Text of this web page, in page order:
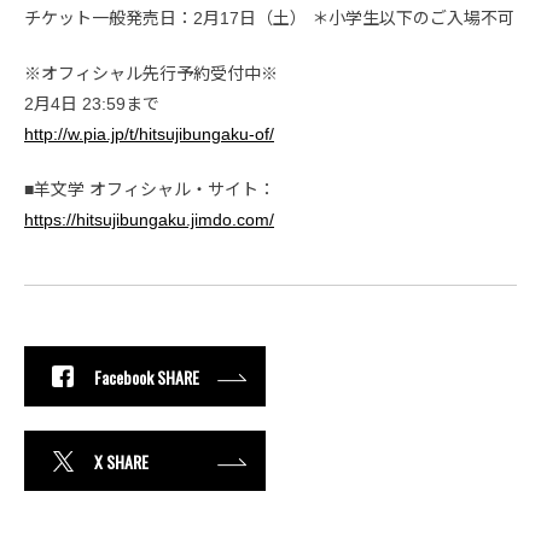
チケット一般発売日：2月17日（土） ＊小学生以下のご入場不可
※オフィシャル先行予約受付中※
2月4日 23:59まで
http://w.pia.jp/t/hitsujibungaku-of/
■羊文学 オフィシャル・サイト：
https://hitsujibungaku.jimdo.com/
Facebook SHARE
X SHARE